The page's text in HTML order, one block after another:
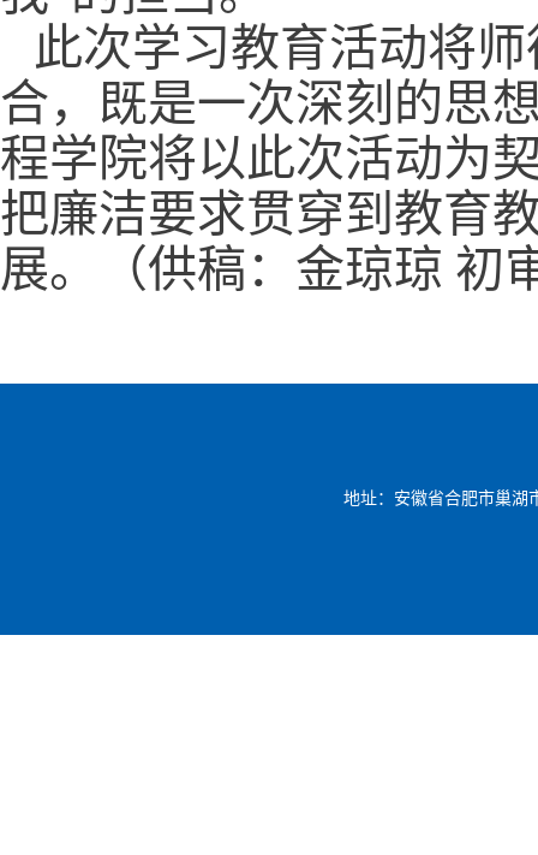
此次学习教育活动将
合，既是一次深刻的思
程学院将以此次活动为
把廉洁要求贯穿到教育
展。（供稿：金琼琼 初
地址：安徽省合肥市巢湖